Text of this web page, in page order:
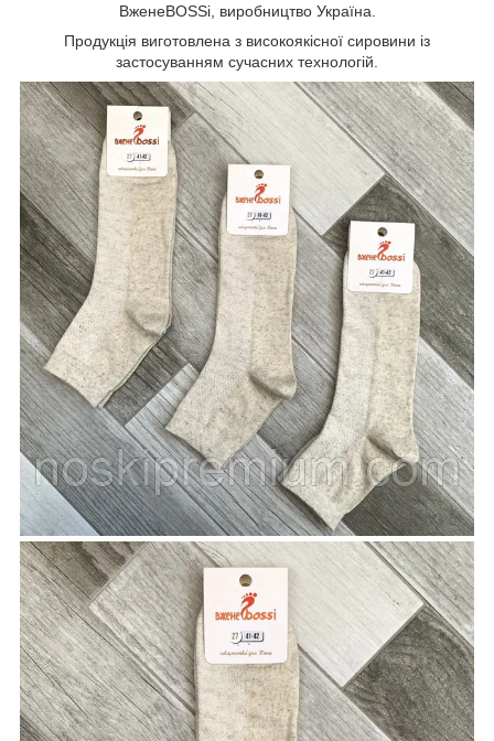
ВженеBOSSі, виробництво Україна.
Продукція виготовлена з високоякісної сировини із
застосуванням сучасних технологій.